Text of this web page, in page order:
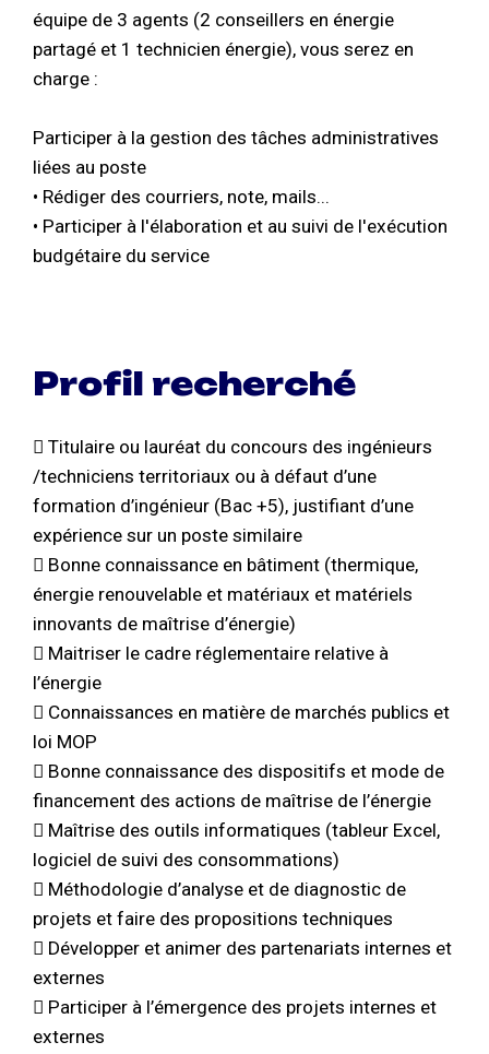
équipe de 3 agents (2 conseillers en énergie
partagé et 1 technicien énergie), vous serez en
charge :
Participer à la gestion des tâches administratives
liées au poste
• Rédiger des courriers, note, mails...
• Participer à l'élaboration et au suivi de l'exécution
budgétaire du service
Profil recherché
 Titulaire ou lauréat du concours des ingénieurs
/techniciens territoriaux ou à défaut d’une
formation d’ingénieur (Bac +5), justifiant d’une
expérience sur un poste similaire
 Bonne connaissance en bâtiment (thermique,
énergie renouvelable et matériaux et matériels
innovants de maîtrise d’énergie)
 Maitriser le cadre réglementaire relative à
l’énergie
 Connaissances en matière de marchés publics et
loi MOP
 Bonne connaissance des dispositifs et mode de
financement des actions de maîtrise de l’énergie
 Maîtrise des outils informatiques (tableur Excel,
logiciel de suivi des consommations)
 Méthodologie d’analyse et de diagnostic de
projets et faire des propositions techniques
 Développer et animer des partenariats internes et
externes
 Participer à l’émergence des projets internes et
externes